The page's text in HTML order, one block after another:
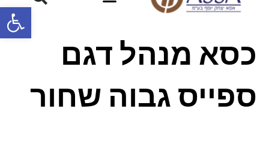
פתח
כסא מנהל דגם
ספייס גבוה שחור